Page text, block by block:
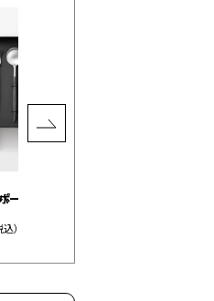
ーセリン］
4本セット［クチポール］
込）